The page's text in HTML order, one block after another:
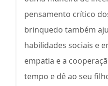
pensamento crítico
brinquedo também
habilidades sociais e
empatia e a
tempo e dê ao seu